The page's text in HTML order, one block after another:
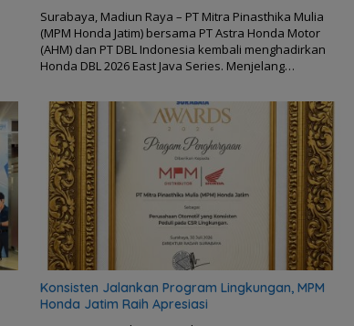
Surabaya, Madiun Raya – PT Mitra Pinasthika Mulia
(MPM Honda Jatim) bersama PT Astra Honda Motor
(AHM) dan PT DBL Indonesia kembali menghadirkan
Honda DBL 2026 East Java Series. Menjelang…
Konsisten Jalankan Program Lingkungan, MPM
Honda Jatim Raih Apresiasi